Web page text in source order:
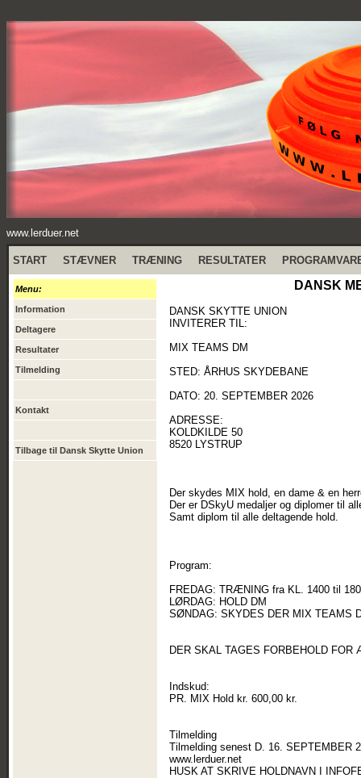
www.lerduer.net
START STÆVNER TRÆNING RESULTATER
Menu:
Information
Deltagere
Resultater
Tilmelding
Kontakt
Tilbage til Dansk Skytte Union
DANSK
DANSK SKYTTE UNION
INVITERER TIL:
MIX TEAMS DM
STED: ÅRHUS SKYDEBANE
DATO: 20. SEPTEMBER 2026
ADRESSE:
KOLDKILDE 50
8520 LYSTRUP
Der skydes MIX hold, en dame & en
Der er DSkyU medaljer og diplomer til
Samt diplom til alle deltagende hold.
Program:
FREDAG: TRÆNING fra KL. 1400 til
LØRDAG: HOLD DM
SØNDAG: SKYDES DER MIX TEAMS
DER SKAL TAGES FORBEHOLD
Indskud:
PR. MIX Hold kr. 600,00 kr.
Tilmelding
Tilmelding senest D. 16. SEPTEMBER
www.lerduer.net
HUSK AT SKRIVE HOLDNAVN I